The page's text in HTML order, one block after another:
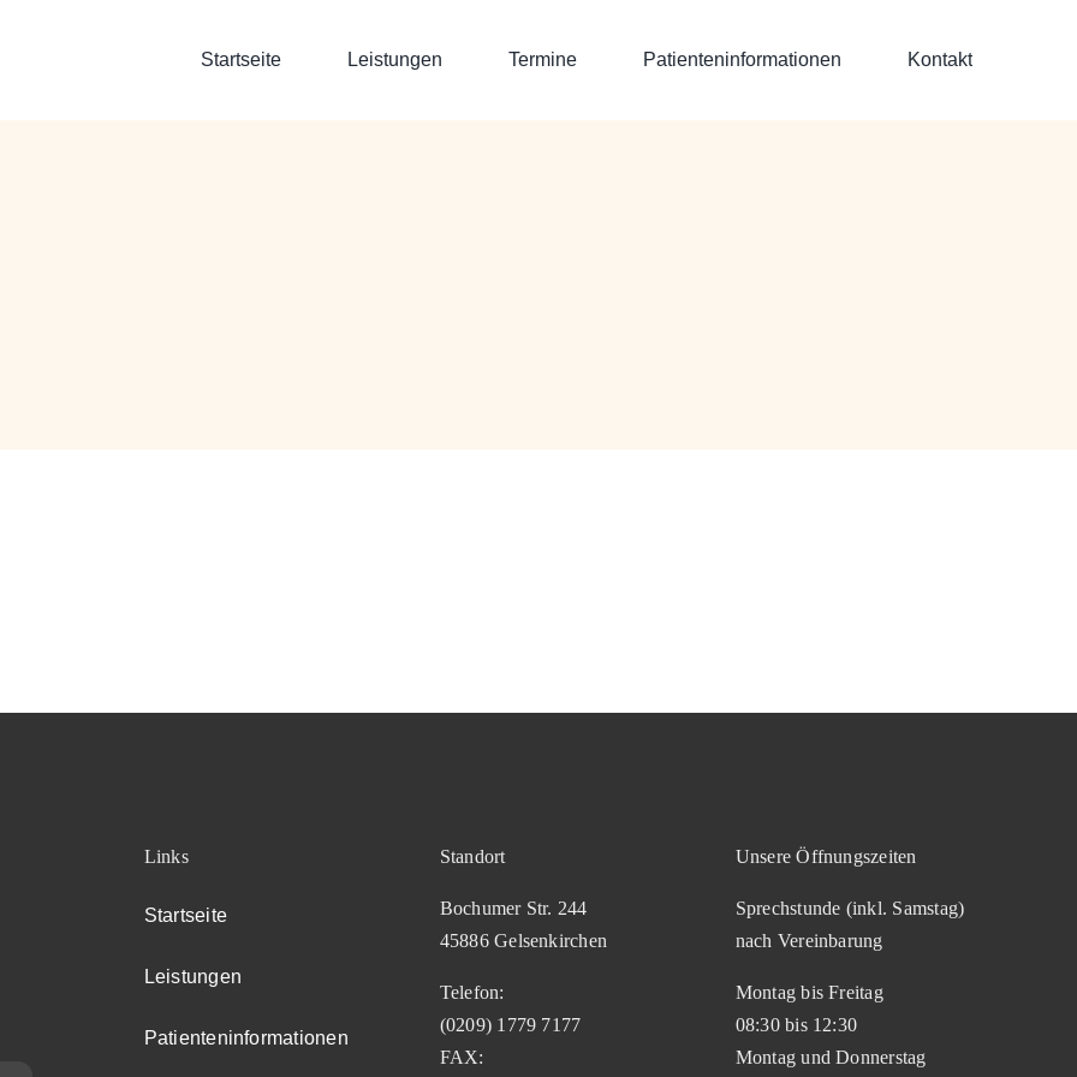
Startseite Leistungen Termine Patienteninformationen Kontakt
Links
Startseite
Leistungen
Patienteninformationen
Standort
Bochumer Str. 244
45886 Gelsenkirchen
Telefon:
(0209) 1779 7177
FAX:
Unsere Öffnungszeiten
Sprechstunde (inkl. Samstag)
nach Vereinbarung
Montag bis Freitag
08:30 bis 12:30
Montag und Donnerstag